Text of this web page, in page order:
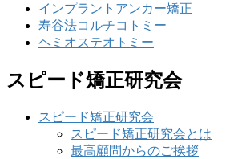
インプラントアンカー矯正
寿谷法コルチコトミー
ヘミオステオトミー
スピード矯正研究会
スピード矯正研究会
スピード矯正研究会とは
最高顧問からのご挨拶